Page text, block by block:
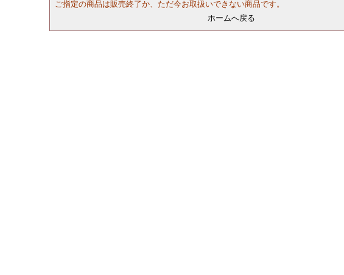
ご指定の商品は販売終了か、ただ今お取扱いできない商品です。
ホームへ戻る